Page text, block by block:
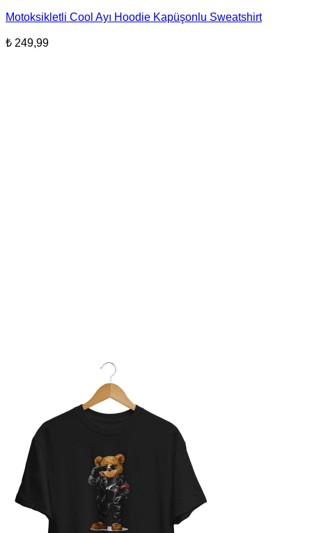
Motoksikletli Cool Ayı Hoodie Kapüşonlu Sweatshirt
₺ 249,99